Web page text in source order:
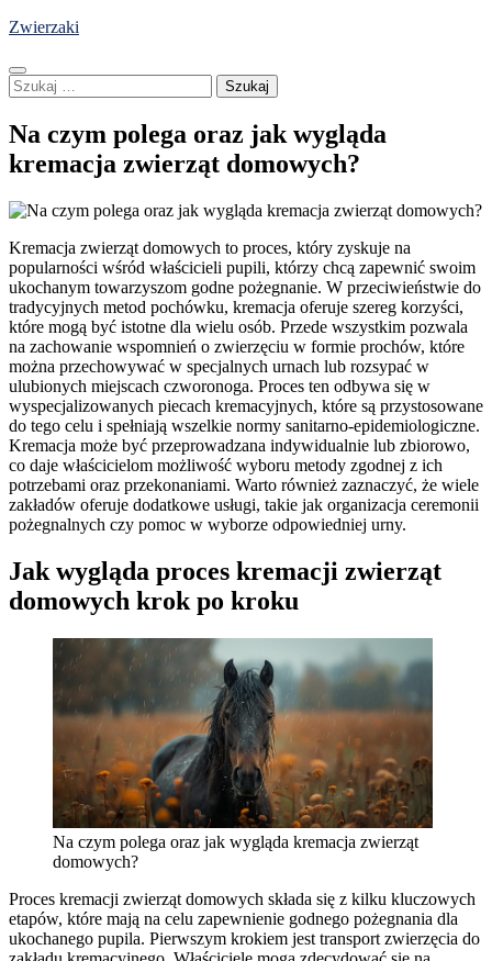
Skip
content
Zwierzaki
Szukaj:
Na czym polega oraz jak wygląda
kremacja zwierząt domowych?
Kremacja zwierząt domowych to proces, który zyskuje na
popularności wśród właścicieli pupili, którzy chcą zapewnić swoim
ukochanym towarzyszom godne pożegnanie. W przeciwieństwie do
tradycyjnych metod pochówku, kremacja oferuje szereg korzyści,
które mogą być istotne dla wielu osób. Przede wszystkim pozwala
na zachowanie wspomnień o zwierzęciu w formie prochów, które
można przechowywać w specjalnych urnach lub rozsypać w
ulubionych miejscach czworonoga. Proces ten odbywa się w
wyspecjalizowanych piecach kremacyjnych, które są przystosowane
do tego celu i spełniają wszelkie normy sanitarno-epidemiologiczne.
Kremacja może być przeprowadzana indywidualnie lub zbiorowo,
co daje właścicielom możliwość wyboru metody zgodnej z ich
potrzebami oraz przekonaniami. Warto również zaznaczyć, że wiele
zakładów oferuje dodatkowe usługi, takie jak organizacja ceremonii
pożegnalnych czy pomoc w wyborze odpowiedniej urny.
Jak wygląda proces kremacji zwierząt
domowych krok po kroku
Na czym polega oraz jak wygląda kremacja zwierząt
domowych?
Proces kremacji zwierząt domowych składa się z kilku kluczowych
etapów, które mają na celu zapewnienie godnego pożegnania dla
ukochanego pupila. Pierwszym krokiem jest transport zwierzęcia do